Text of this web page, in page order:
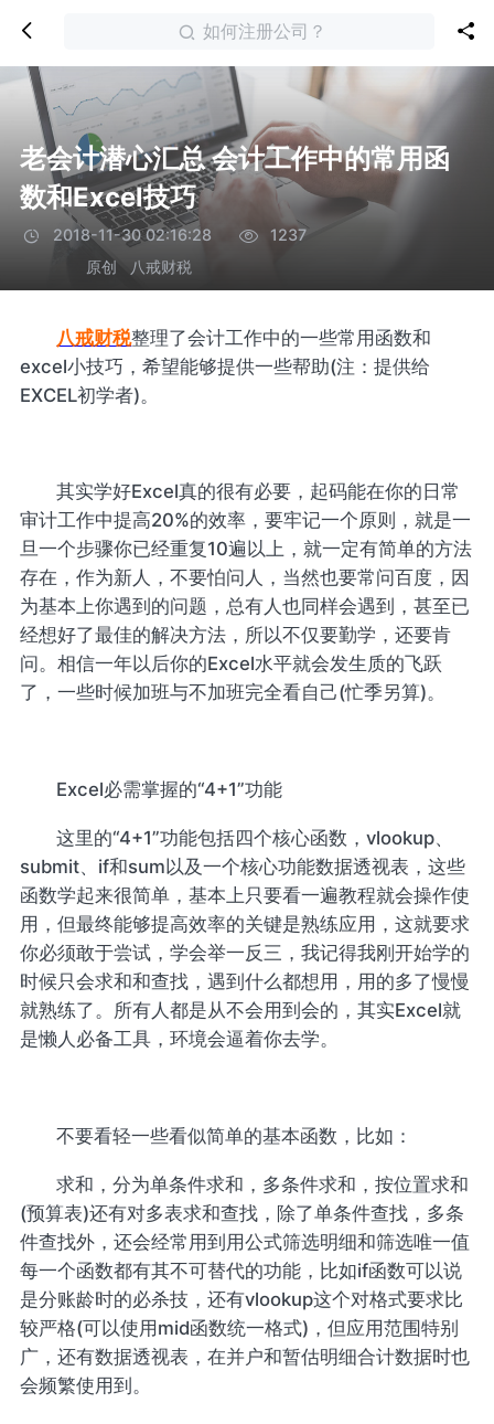
如何注册公司？
老会计潜心汇总 会计工作中的常用函
数和Excel技巧
2018-11-30 02:16:28
1237
原创
八戒财税
八戒财税整理了会计工作中的一些常用函数和
excel小技巧，希望能够提供一些帮助(注：提供给
EXCEL初学者)。
其实学好Excel真的很有必要，起码能在你的日常
审计工作中提高20%的效率，要牢记一个原则，就是一
旦一个步骤你已经重复10遍以上，就一定有简单的方法
存在，作为新人，不要怕问人，当然也要常问百度，因
为基本上你遇到的问题，总有人也同样会遇到，甚至已
经想好了最佳的解决方法，所以不仅要勤学，还要肯
问。相信一年以后你的Excel水平就会发生质的飞跃
了，一些时候加班与不加班完全看自己(忙季另算)。
Excel必需掌握的“4+1”功能
这里的“4+1”功能包括四个核心函数，vlookup、
submit、if和sum以及一个核心功能数据透视表，这些
函数学起来很简单，基本上只要看一遍教程就会操作使
用，但最终能够提高效率的关键是熟练应用，这就要求
你必须敢于尝试，学会举一反三，我记得我刚开始学的
时候只会求和和查找，遇到什么都想用，用的多了慢慢
就熟练了。所有人都是从不会用到会的，其实Excel就
是懒人必备工具，环境会逼着你去学。
不要看轻一些看似简单的基本函数，比如：
求和，分为单条件求和，多条件求和，按位置求和
(预算表)还有对多表求和查找，除了单条件查找，多条
件查找外，还会经常用到用公式筛选明细和筛选唯一值
每一个函数都有其不可替代的功能，比如if函数可以说
是分账龄时的必杀技，还有vlookup这个对格式要求比
较严格(可以使用mid函数统一格式)，但应用范围特别
广，还有数据透视表，在并户和暂估明细合计数据时也
会频繁使用到。